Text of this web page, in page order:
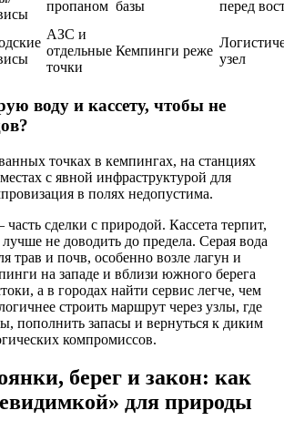
пропаном базы
перед
АЗС и
отдельные
точки
Кемпинги реже
узел
воду и кассету, чтобы не
точках в кемпингах, на станциях
с явной инфраструктурой для
в полях недопустима.
сделки с природой. Кассета терпит,
не доводить до предела. Серая вода
трав и почв, особенно возле лагун и
на западе и вблизи южного берега
а в городах найти сервис легче, чем
строить маршрут через узлы, где
пополнить запасы и вернуться к диким
компромиссов.
берег и закон: как
для природы